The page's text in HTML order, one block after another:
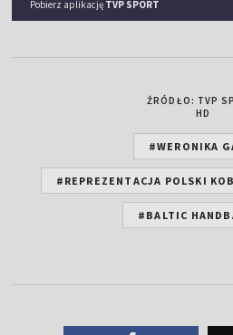
Pobierz aplikację TVP SPORT
ŹRÓDŁO: TVP
HD
#WERONIKA
#REPREZENTACJA POLSKI
#BALTIC